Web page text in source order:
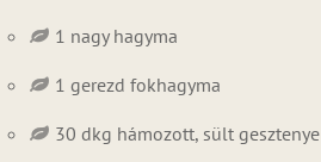
1 nagy hagyma
1 gerezd fokhagyma
30 dkg hámozott, sült gesztenye